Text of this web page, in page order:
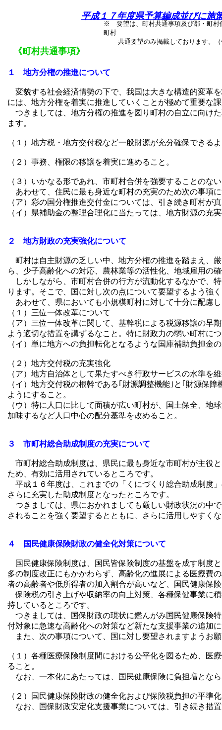
平成１７年度県予算編成並びに施
※ 要望は、町村共通事項及び郡・町村
町村
共通要望のみ掲載しております。（
《町村共通事項》
１ 地方分権の推進について
変貌する社会経済情勢の下で、我国は大きな構造的変革
には、地方分権を着実に推進していくことが極めて重要な
つきましては、地方分権の推進を図り町村の自立に向け
ます。
（１）地方税・地方交付税など一般財源が充分確保できる
（２）事務、権限の移譲を着実に進めること。
（３）いかなる形であれ、市町村合併を強要することのな
あわせて、住民に最も身近な町村の充実のため次の事項
（ア）彩の国分権推進交付金については、引き続き町村が
（イ）県補助金の整理合理化に当たっては、地方財源の
２ 地方財政の充実強化について
町村は自主財源の乏しい中、地方分権の推進を踏まえ、
ら、少子高齢化への対応、農林業等の活性化、地域雇用の
しかしながら、市町村合併の行方が流動化するなかで、
ります。そこで、国に対し次の点について要望するよう強
あわせて、県においても小規模町村に対して十分に配慮
（１）三位一体改革について
（ア）三位一体改革に関して、基幹税による税源移譲の
よう適切な措置を講ずるなこと。特に財政力の弱い町村に
（イ）単に地方への負担転化となるような国庫補助負担金
（２）地方交付税の充実強化
（ア）地方自治体として果たすべき行政サービスの水準を
（イ）地方交付税の根幹である｢財源調整機能｣と｢財源保
ようにすること。
（ウ）特に人口に比して面積が広い町村が、国土保全、
加味するなど人口中心の配分基準を改めること。
３ 市町村総合助成制度の充実について
市町村総合助成制度は、県民に最も身近な市町村が主役
ため、有効に活用されているところです。
平成１６年度は、これまでの「くにづくり総合助成制度
さらに充実した助成制度となったところです。
つきましては、県におかれましても厳しい財政状況の中
されることを強く要望するとともに、さらに活用しやすく
４ 国民健康保険財政の健全化対策について
国民健康保険制度は、国民皆保険制度の基盤を成す制度
多の制度改正にもかかわらず、高齢化の進展による医療費
者の高齢者や低所得者の加入割合が高いなど、国民健康保
保険税の引き上げや収納率の向上対策、各種保健事業に
持しているところです。
つきましては、国保財政の現状に鑑んがみ国民健康保険
付対象に急速な高齢化への対策など新たな支援事業の追加
また、次の事項について、国に対し要望されますようお
（１）各種医療保険制度間における公平化を図るため、
ること。
なお、一本化にあたっては、国民健康保険に負担増とな
（２）国民健康保険財政の健全化および保険税負担の平準
なお、国保財政安定化支援事業については、引き続き措